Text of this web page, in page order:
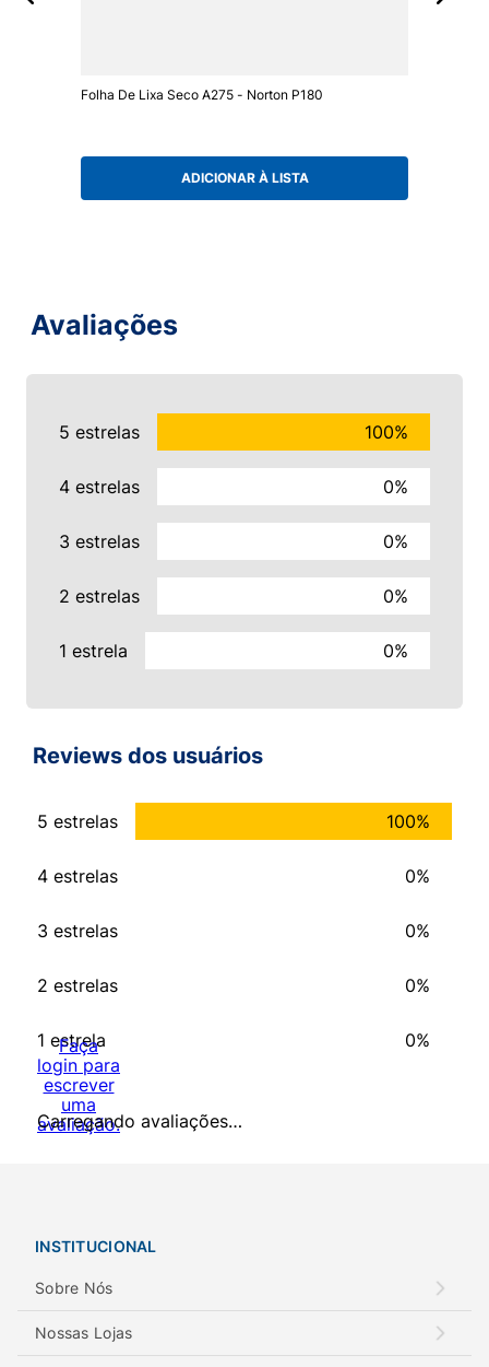
Folha De Lixa Seco A275 - Norton P180
ADICIONAR À LISTA
Avaliações
5 estrelas 100%
4 estrelas 0%
3 estrelas 0%
2 estrelas 0%
1 estrela 0%
Reviews dos usuários
5 estrelas 100%
4 estrelas 0%
3 estrelas 0%
2 estrelas 0%
1 estrela 0%
Faça
login para
escrever
uma
avaliação.
Carregando avaliações…
INSTITUCIONAL
Sobre Nós
Nossas Lojas